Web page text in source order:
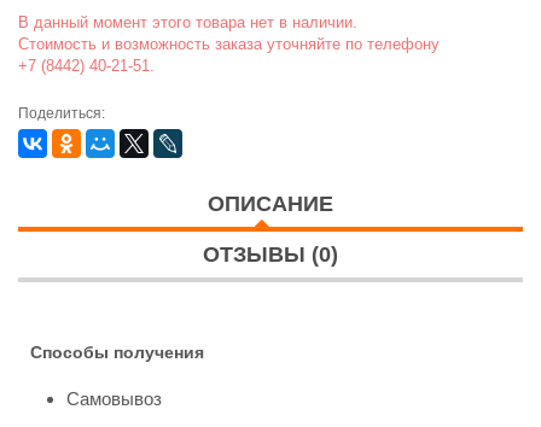
В данный момент этого товара нет в наличии.
Стоимость и возможность заказа уточняйте по телефону
+7 (8442) 40-21-51.
Поделиться:
ОПИСАНИЕ
ОТЗЫВЫ (0)
Способы получения
Самовывоз